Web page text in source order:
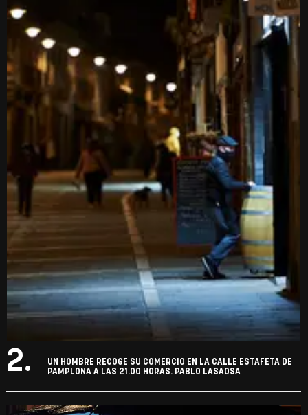
2.
UN HOMBRE RECOGE SU COMERCIO EN LA CALLE ESTAFETA DE
PAMPLONA A LAS 21.00 HORAS. PABLO LASAOSA